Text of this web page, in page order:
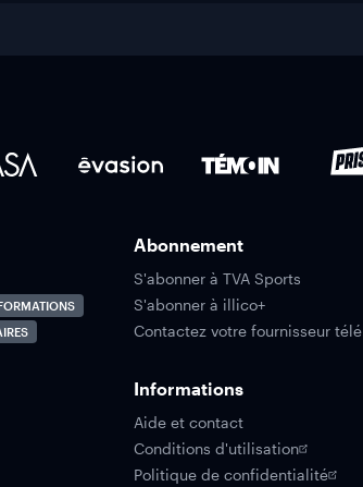
Abonnement
S'abonner à TVA Sports
S'abonner à illico+
Contactez votre fournisseur télé
Informations
Aide et contact
Conditions d'utilisation
Politique de confidentialité